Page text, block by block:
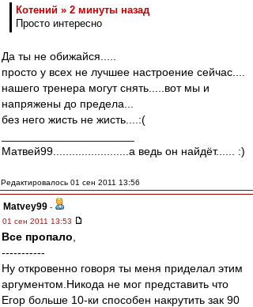
Котений » 2 минуты назад
Просто интересно
Да ты не обижайся.....
просто у всех не лучшее настроение сейчас....
нашего тренера могут снять.....вот мы и
напряжены до предела...
без него жисть не жисть....:(
Матвей99........................а ведь он найдёт...... :)
Редактировалось 01 сен 2011 13:56
Matvey99 -
01 сен 2011 13:53
Все пропало
-----------
Ну откровенно говоря ты меня приделал этим
аргументом.Никода не мог представить что
Егор больше 10-ки способен накрутить зак 90